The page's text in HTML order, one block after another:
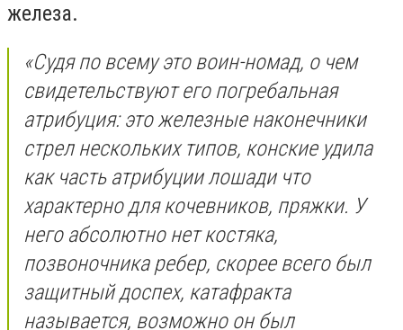
железа.
«Судя по всему это воин-номад, о чем
свидетельствуют его погребальная
атрибуция: это железные наконечники
стрел нескольких типов, конские удила
как часть атрибуции лошади что
характерно для кочевников, пряжки. У
него абсолютно нет костяка,
позвоночника ребер, скорее всего был
защитный доспех, катафракта
называется, возможно он был